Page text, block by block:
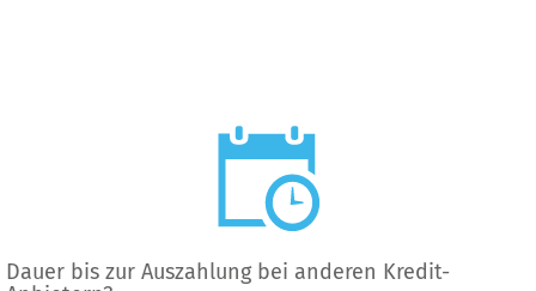
Dauer bis zur Auszahlung bei anderen Kredit-